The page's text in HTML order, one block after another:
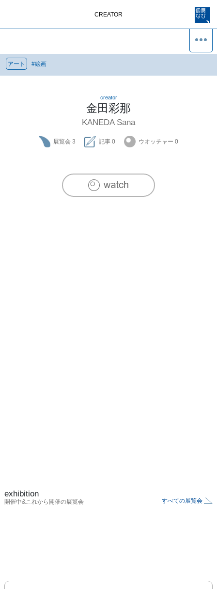
CREATOR
アート #絵画
creator
金田彩那
KANEDA Sana
展覧会 3 記事 0 ウオッチャー 0
exhibition
開催中&これから開催の展覧会 すべての展覧会